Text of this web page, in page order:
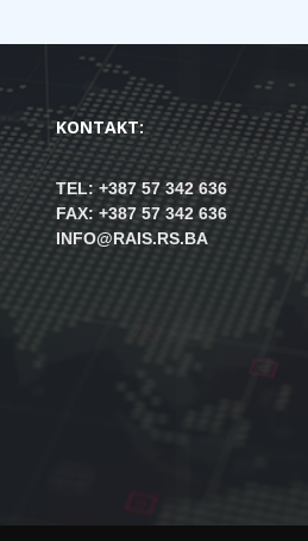
KONTAKT:
TEL: +387 57 342 636
FAX: +387 57 342 636
INFO@RAIS.RS.BA